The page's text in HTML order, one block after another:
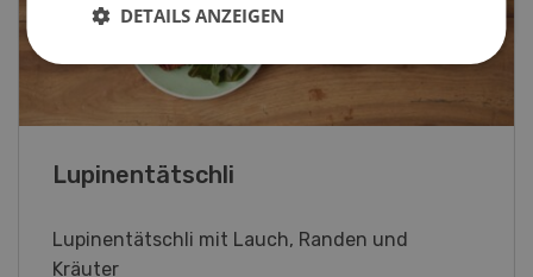
Frühlingsrollen
Frühlingsrollen mit Poulet
DETAILS ANZEIGEN